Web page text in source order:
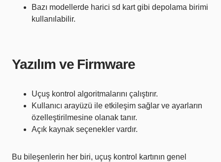
Bazı modellerde harici sd kart gibi depolama birimi
kullanılabilir.
Yazılım ve Firmware
Uçuş kontrol algoritmalarını çalıştırır.
Kullanıcı arayüzü ile etkileşim sağlar ve ayarların
özelleştirilmesine olanak tanır.
Açık kaynak seçenekler vardır.
Bu bileşenlerin her biri, uçuş kontrol kartının genel